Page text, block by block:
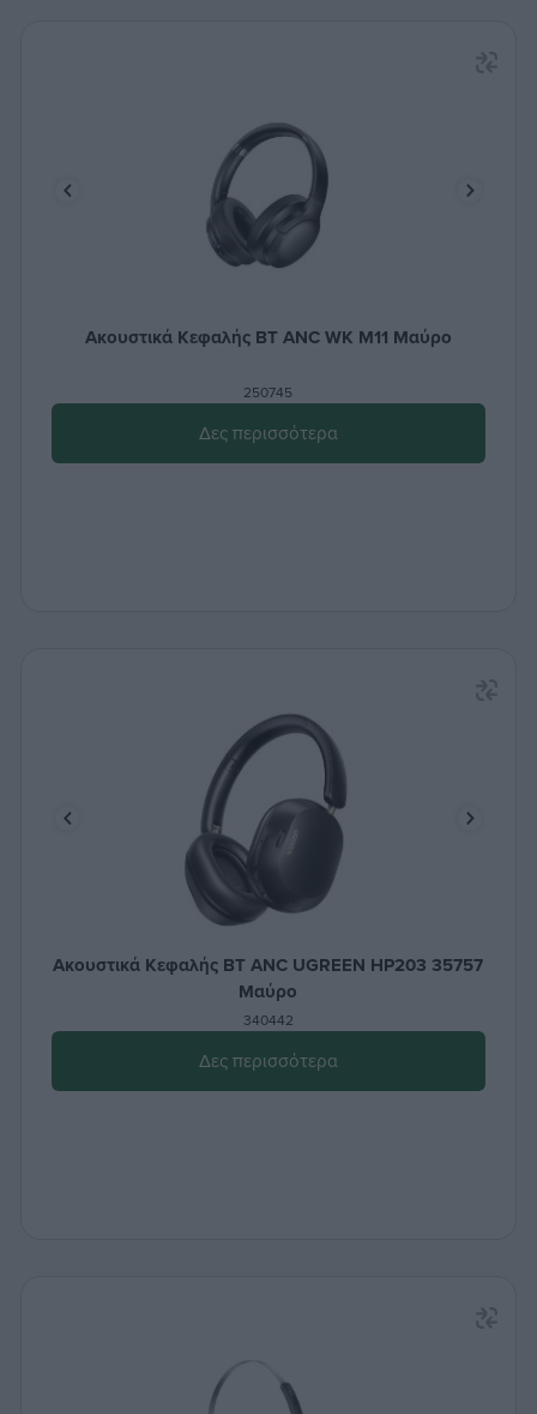
Ακουστικά Κεφαλής ΒΤ ANC WK M11 Μαύρο
250745
Δες περισσότερα
Ακουστικά Κεφαλής BT ANC UGREEN HP203 35757
Μαύρο
340442
Δες περισσότερα